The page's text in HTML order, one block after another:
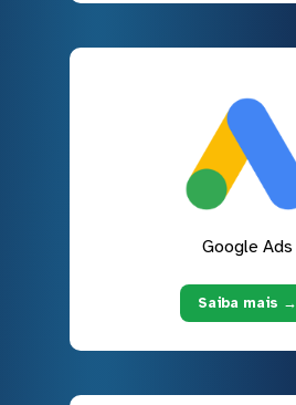
Google Ads
Saiba mais →